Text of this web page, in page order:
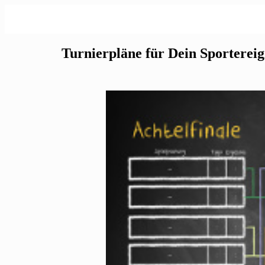
Turnierpläne für Dein